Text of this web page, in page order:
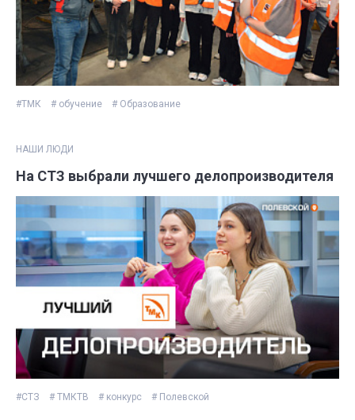
#ТМК # обучение # Образование
НАШИ ЛЮДИ
На СТЗ выбрали лучшего делопроизводителя
#СТЗ # ТМКТВ # конкурс # Полевской